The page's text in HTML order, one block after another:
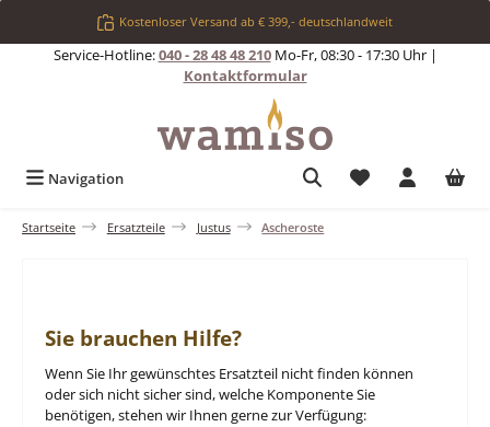
Zum Hauptinhalt springenKostenloser Versand ab € 399,- deutschlandweit
Service-Hotline:040 - 28 48 48 210Mo-Fr, 08:30 - 17:30 Uhr |
Kontaktformular
Navigation Du hast 0
Startseite Ersatzteile Justus Ascheroste
Sie brauchen Hilfe?
Wenn Sie Ihr gewünschtes Ersatzteil nicht finden können
oder sich nicht sicher sind, welche Komponente Sie
benötigen, stehen wir Ihnen gerne zur Verfügung: